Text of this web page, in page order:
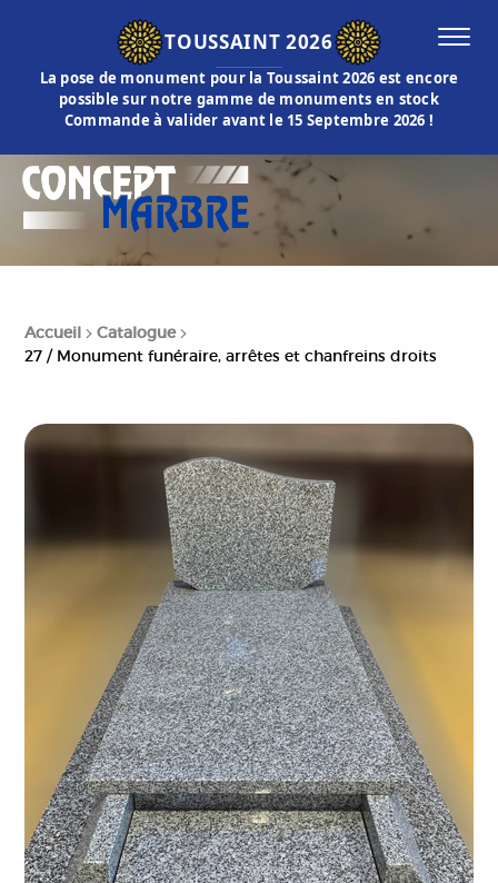
TOUSSAINT 2026
La pose de monument pour la Toussaint 2026 est encore
possible sur notre gamme de monuments en stock
Commande à valider avant le 15 Septembre 2026 !
Accueil
Catalogue
27 / Monument funéraire, arrêtes et chanfreins droits